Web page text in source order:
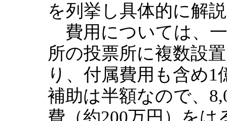
を列挙し具体的に解
費用については、
所の投票所に複数設
り、付属費用も含め
補助は半額なので、
費（約200万円）を